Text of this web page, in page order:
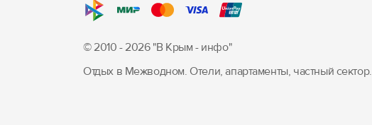
© 2010 - 2026 "В Крым - инфо"
Отдых в Межводном. Отели, апартаменты, частный сектор.